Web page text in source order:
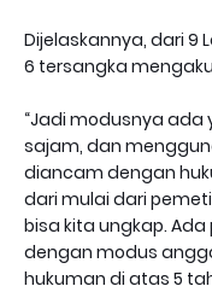
Dijelaskannya, dari 9
6 tersangka
“Jadi modusnya
sajam, dan
diancam dengan
dari mulai dari
bisa kita ungkap.
dengan modus
hukuman di atas 5